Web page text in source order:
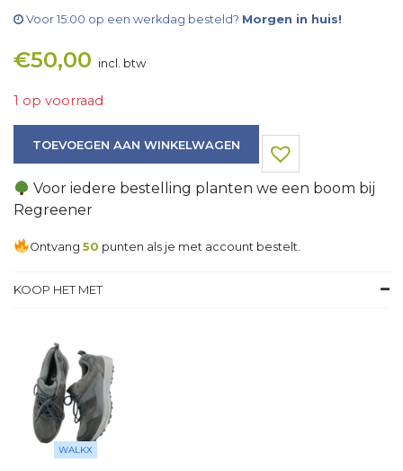
Voor 15:00 op een werkdag besteld? Morgen in huis!
€50,00 incl. btw
1 op voorraad
TOEVOEGEN AAN WINKELWAGEN
Voor iedere bestelling planten we een boom bij
Regreener
Ontvang50 punten als je met account bestelt.
KOOP HET MET
WALKX